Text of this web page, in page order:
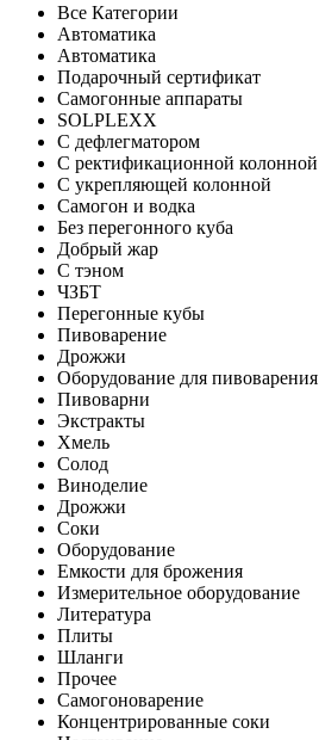
Все Категории
Автоматика
Автоматика
Подарочный сертификат
Самогонные аппараты
SOLPLEXX
С дефлегматором
С ректификационной колонной
С укрепляющей колонной
Самогон и водка
Без перегонного куба
Добрый жар
С тэном
ЧЗБТ
Перегонные кубы
Пивоварение
Дрожжи
Оборудование для пивоварения
Пивоварни
Экстракты
Хмель
Солод
Виноделие
Дрожжи
Соки
Оборудование
Емкости для брожения
Измерительное оборудование
Литература
Плиты
Шланги
Прочее
Самогоноварение
Концентрированные соки